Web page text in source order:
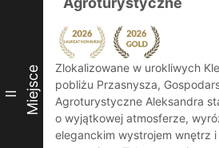
II Miejsce
Zlokalizowane w urokliwych
pobliżu Przasnysza,
Agroturystyczne Aleksandra
o wyjątkowej atmosferze,
eleganckim wystrojem wnętrz